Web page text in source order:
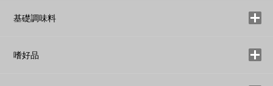
基礎調味料
嗜好品